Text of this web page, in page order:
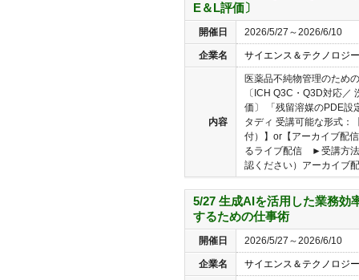
E＆L評価〕
開催日 2026/5/27～2026/6/10
企業名 サイエンス＆テクノロジ
内容
医薬品不純物管理のため
〔ICH Q3C・Q3D対応／
価〕 「残留溶媒のPDE設
タディ 受講可能な形式：
付）】or【アーカイブ配
るライブ配信 ►受講方法
認ください）アーカイブ
5/27 生成AIを活用した業務効
するための仕事術
開催日 2026/5/27～2026/6/10
企業名 サイエンス＆テクノロジ